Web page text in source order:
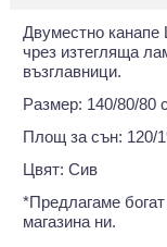
Двуместно
чрез изтегляща
възглавници.
Размер: 140/80/80
Площ за сън: 120/
Цвят: Сив
*Предлагаме
магазина ни.